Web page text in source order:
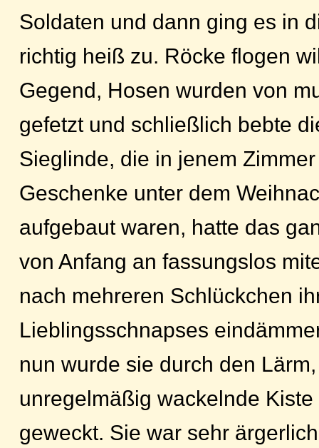
Soldaten und dann ging es in
richtig heiß zu. Röcke flogen
Gegend, Hosen wurden von
gefetzt und schließlich bebte
Sieglinde, die in jenem
Geschenke unter dem
aufgebaut waren, hatte das
von Anfang an fassungslos
nach mehreren Schlückchen
Lieblingsschnapses
nun wurde sie durch den
unregelmäßig wackelnde
geweckt. Sie war sehr